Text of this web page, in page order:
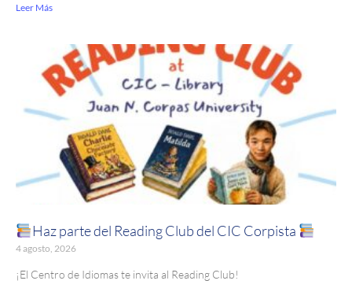
Leer Más
Haz parte del Reading Club del CIC Corpista
4 agosto, 2026
¡El Centro de Idiomas te invita al Reading Club!